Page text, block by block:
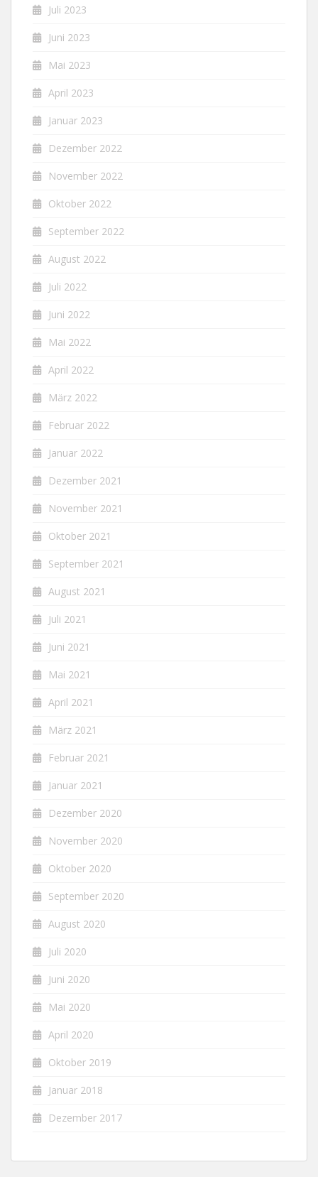
Juli 2023
Juni 2023
Mai 2023
April 2023
Januar 2023
Dezember 2022
November 2022
Oktober 2022
September 2022
August 2022
Juli 2022
Juni 2022
Mai 2022
April 2022
März 2022
Februar 2022
Januar 2022
Dezember 2021
November 2021
Oktober 2021
September 2021
August 2021
Juli 2021
Juni 2021
Mai 2021
April 2021
März 2021
Februar 2021
Januar 2021
Dezember 2020
November 2020
Oktober 2020
September 2020
August 2020
Juli 2020
Juni 2020
Mai 2020
April 2020
Oktober 2019
Januar 2018
Dezember 2017